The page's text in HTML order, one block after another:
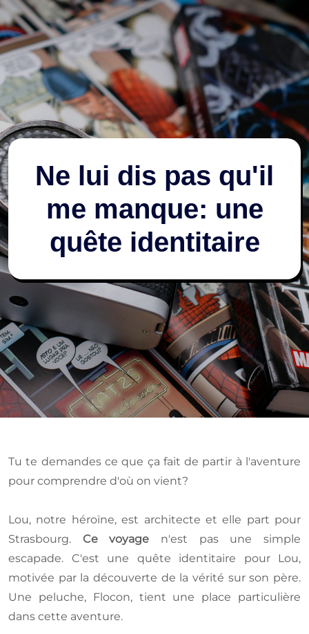
Ne lui dis pas qu'il
me manque: une
quête identitaire
Tu te demandes ce que ça fait de partir à l'aventure
pour comprendre d'où on vient?
Lou, notre héroïne, est architecte et elle part pour
Strasbourg. Ce voyage n'est pas une simple
escapade. C'est une quête identitaire pour Lou,
motivée par la découverte de la vérité sur son père.
Une peluche, Flocon, tient une place particulière
dans cette aventure.